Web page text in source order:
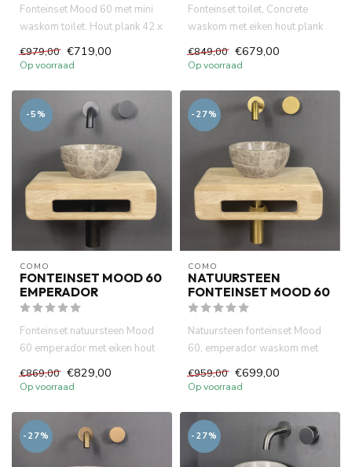
Fonteinset Mood 60 met mini
waskom toilet. Hout plank 42 x
€979,00 €719,00
Op voorraad
Fonteinset toilet, Concrete
waskom met eiken hout plank
€849,00 €679,00
Op voorraad
-5%
COMO
FONTEINSET MOOD 60
EMPERADOR
Fonteinset natuursteen Mood
60 emperador met eiken hout
€869,00 €829,00
Op voorraad
-27%
COMO
NATUURSTEEN
FONTEINSET MOOD 60
Natuursteen fonteinset Mood
60, emperador waskom met
€959,00 €699,00
Op voorraad
-27% -27%